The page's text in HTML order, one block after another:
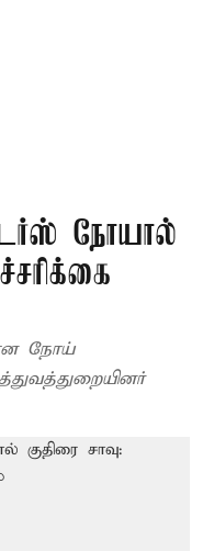
நோயால்
நோய்